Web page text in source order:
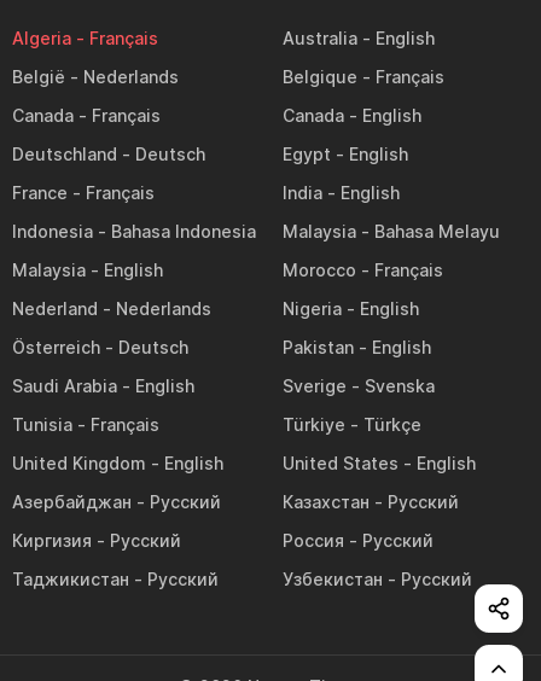
Algeria
Australia
België
Belgique
Canada
Canada
Deutschland
Egypt
France
India
Indonesia
Malaysia
Malaysia
Morocco
Nederland
Nigeria
Österreich
Pakistan
Saudi Arabia
Sverige
Tunisia
Türkiye
United Kingdom
United States
Азербайджан
Казахстан
Киргизия
Россия
Таджикистан
Узбекистан